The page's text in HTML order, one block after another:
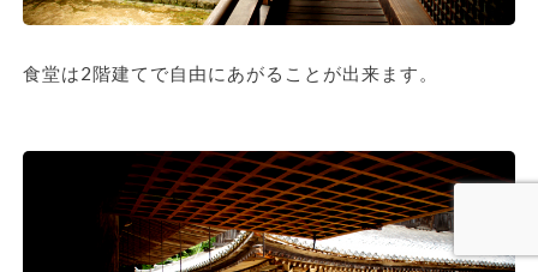
食堂は2階建てで自由にあがることが出来ます。